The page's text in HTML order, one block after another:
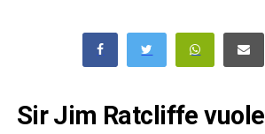
Sir Jim Ratcliffe vuole